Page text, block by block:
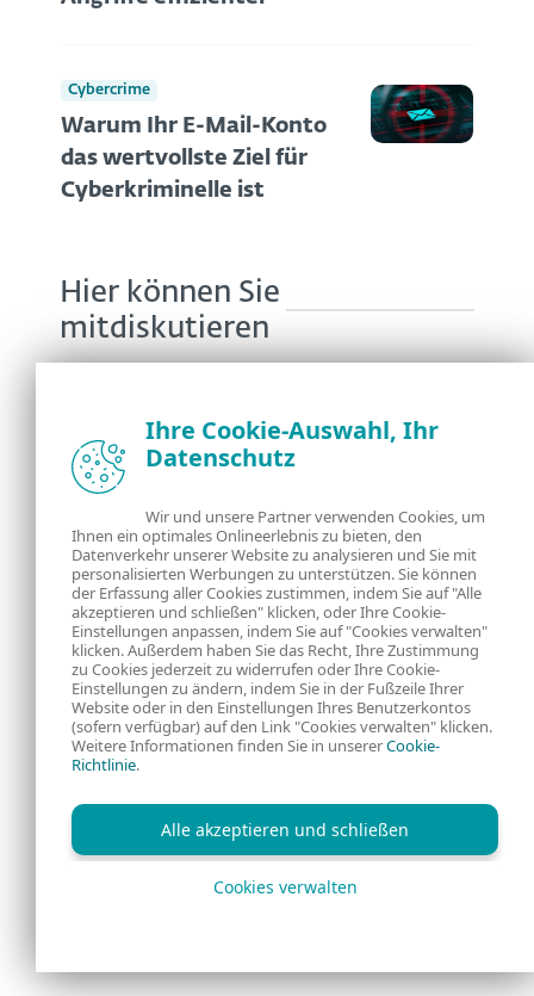
Cybercrime
Warum Ihr E-Mail-Konto
das wertvollste Ziel für
Cyberkriminelle ist
Hier können Sie
mitdiskutieren
Ihre Cookie-Auswahl, Ihr
Datenschutz
Wir und unsere Partner verwenden Cookies, um
Ihnen ein optimales Onlineerlebnis zu bieten, den
Datenverkehr unserer Website zu analysieren und Sie mit
personalisierten Werbungen zu unterstützen. Sie können
der Erfassung aller Cookies zustimmen, indem Sie auf "Alle
akzeptieren und schließen" klicken, oder Ihre Cookie-
Einstellungen anpassen, indem Sie auf "Cookies verwalten"
klicken. Außerdem haben Sie das Recht, Ihre Zustimmung
zu Cookies jederzeit zu widerrufen oder Ihre Cookie-
Einstellungen zu ändern, indem Sie in der Fußzeile Ihrer
Website oder in den Einstellungen Ihres Benutzerkontos
(sofern verfügbar) auf den Link "Cookies verwalten" klicken.
Weitere Informationen finden Sie in unsererCookie-
Richtlinie.
Alle akzeptieren und schließen
Cookies verwalten